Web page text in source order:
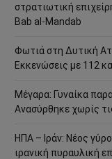
στρατιωτική
Bab al-Mandab
Φωτιά στη Δυτική
Εκκενώσεις με 112
Μέγαρα: Γυναίκα
Ανασύρθηκε χωρίς
ΗΠΑ – Ιράν: Νέος
ιρανική πυραυλική